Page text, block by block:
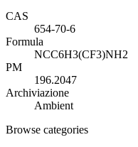
CAS
654-70-6
Formula
NCC6H3(CF3)NH2
PM
196.2047
Archiviazione
Ambient
Browse categories